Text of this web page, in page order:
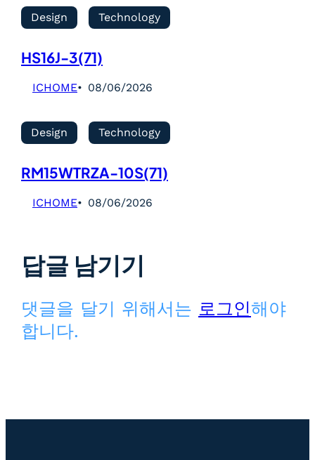
Design Technology
HS16J-3(71)
ICHOME 08/06/2026
Design Technology
RM15WTRZA-10S(71)
ICHOME 08/06/2026
답글 남기기
댓글을 달기 위해서는 로그인해야
합니다.